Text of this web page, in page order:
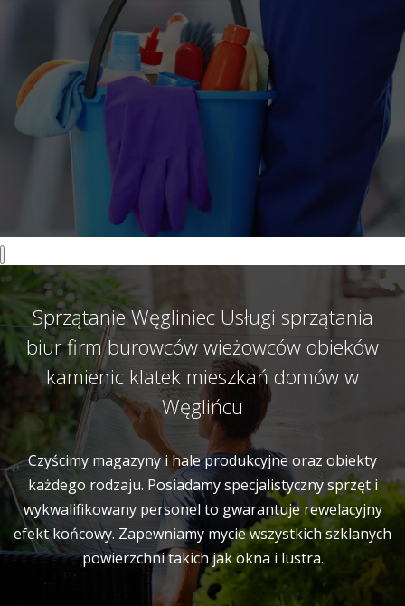
Sprzątanie Węgliniec Usługi sprzątania
biur firm burowców wieżowców obieków
kamienic klatek mieszkań domów w
Węglińcu
Czyścimy magazyny i hale produkcyjne oraz obiekty
każdego rodzaju. Posiadamy specjalistyczny sprzęt i
wykwalifikowany personel to gwarantuje rewelacyjny
efekt końcowy. Zapewniamy mycie wszystkich szklanych
powierzchni takich jak okna i lustra.